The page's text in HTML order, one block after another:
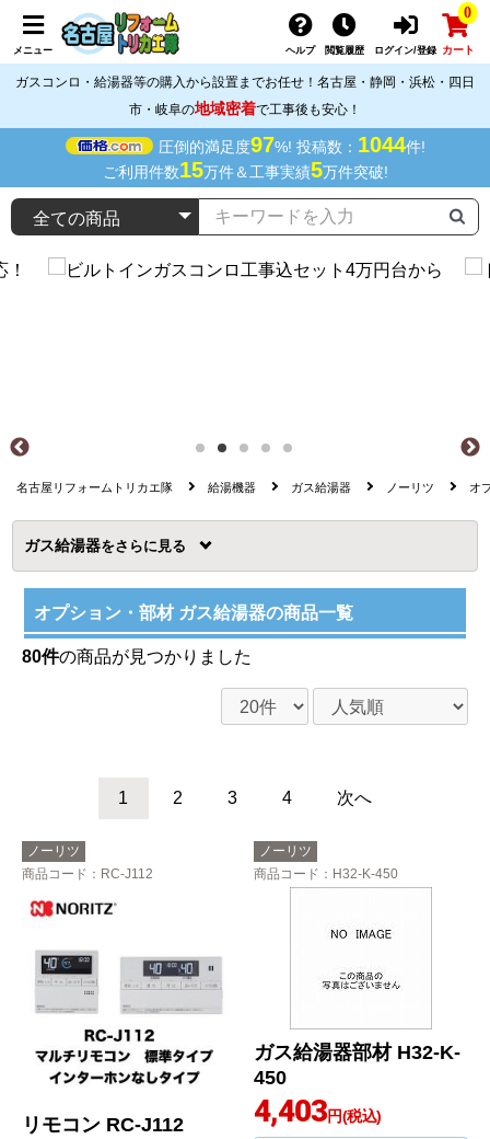
メニュー ヘルプ 閲覧履歴 ログイン/登録
0
カート
ガスコンロ・給湯器等の購入から設置までお任せ！名古屋・静岡・浜松・四日
市・岐阜の地域密着で工事後も安心！
圧倒的満足度97%! 投稿数： 1044件!
ご利用件数15万件＆工事実績5万件突破!
名古屋リフォームトリカエ隊 給湯機器 ガス給湯器 ノーリツ オ
ガス給湯器を
オプション・部材 ガス給湯器の商品一覧
80件の商品が見つかりました
1 2 3 4 次へ
ノーリツ
商品コード ：RC-J112
リモコン RC-J112
ノーリツ
商品コード ：H32-K-450
ガス給湯器部材 H32-K-
450
4,403円(税込)